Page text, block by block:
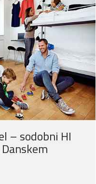
– sodobni HI